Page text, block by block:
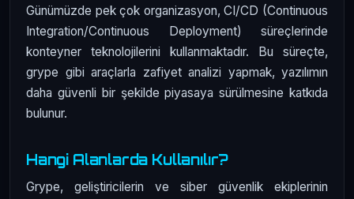
Günümüzde pek çok organizasyon, CI/CD (Continuous
Integration/Continuous Deployment) süreçlerinde
konteyner teknolojilerini kullanmaktadır. Bu süreçte,
grype gibi araçlarla zafiyet analizi yapmak, yazılımın
daha güvenli bir şekilde piyasaya sürülmesine katkıda
bulunur.
Hangi Alanlarda Kullanılır?
Grype, geliştiricilerin ve siber güvenlik ekiplerinin